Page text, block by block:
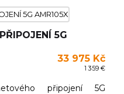
5G
33 975 Kč
1 359 €
připojení 5G